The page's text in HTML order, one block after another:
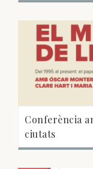
Conferència
ciutats